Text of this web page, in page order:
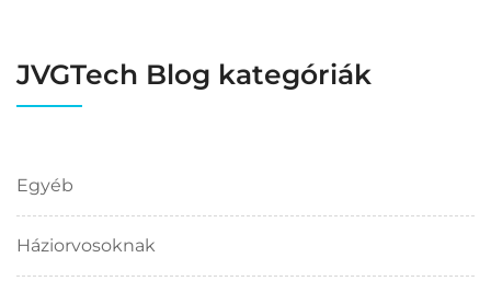
JVGTech Blog kategóriák
Egyéb
Háziorvosoknak